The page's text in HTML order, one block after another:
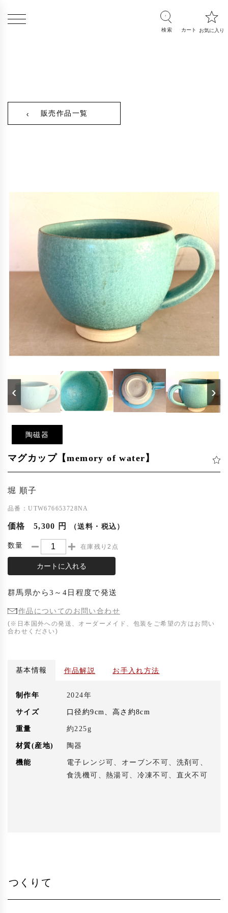
販売作品一覧
‹ ›
陶磁器
マグカップ【memory of water】
堀 順子
品番：UTW676653728NA
価格 5,300 円 （送料・税込）
数量 在庫残り2点
カートに入れる
群馬県から3～4日程度で発送
作品についてのお問い合わせ
(※日本国外への発送、オーダーメイド、包装をご希望の方はお問い
合わせください)
基本情報 作品解説 お手入れ方法
制作年 2024年
サイズ 口径約9cm、高さ約8cm
重量 約225g
材質(産地) 陶器
機能
電子レンジ可、オーブン不可、洗剤可、
食洗機可、熱湯可、冷凍不可、直火不可
つくりて